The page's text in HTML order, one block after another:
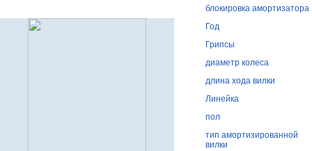
блокировка амортизатора
Год
Грипсы
диаметр колеса
длина хода вилки
Линейка
пол
тип амортизированной
вилки